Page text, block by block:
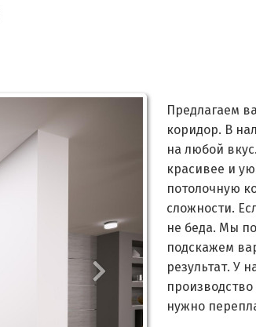
Предлагаем
коридор. В
на любой
красивее и
потолочную
сложности.
не беда. Мы
подскажем
результат. У
производство
нужно